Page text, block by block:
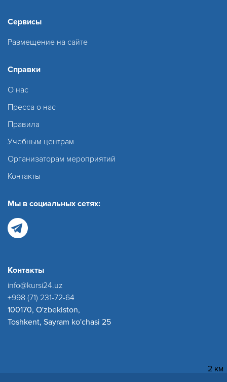
2 км
Сервисы
Размещение на сайте
Справки
О нас
Пресса о нас
Правила
Учебным центрам
Организаторам мероприятий
Контакты
Мы в социальных сетях:
Контакты
info@kursi24.uz
+998 (71) 231-72-64
100170, O'zbekiston,
Toshkent, Sayram ko'chasi 25